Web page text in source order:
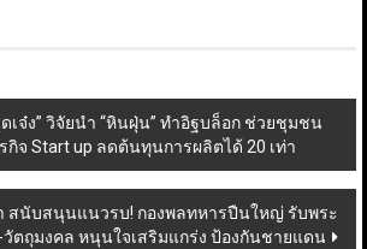
เจ๋ง” วิจัยนำ “หินฝุ่น” ทำอิฐบล็อก ช่วยชุมชน
กิจ Start up ลดต้นทุนการผลิตได้ 20 เท่า
สนับสนุนแนวรบ! กองพลทหารปืนใหญ่ รับพระ
วัตถุมงคล หนุนใจเสริมแกร่ง ป้องกันชายแดน